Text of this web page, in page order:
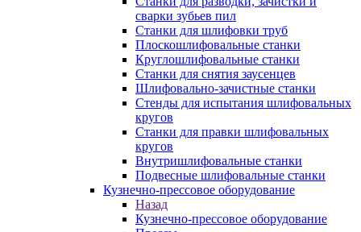
сварки зубьев пил
Станки для шлифовки труб
Плоскошлифовальные станки
Круглошлифовальные станки
Станки для снятия заусенцев
Шлифовально-зачистные станки
Стенды для испытания шлифовальных
кругов
Станки для правки шлифовальных
кругов
Внутришлифовальные станки
Подвесные шлифовальные станки
Кузнечно-прессовое оборудование
Назад
Кузнечно-прессовое оборудование